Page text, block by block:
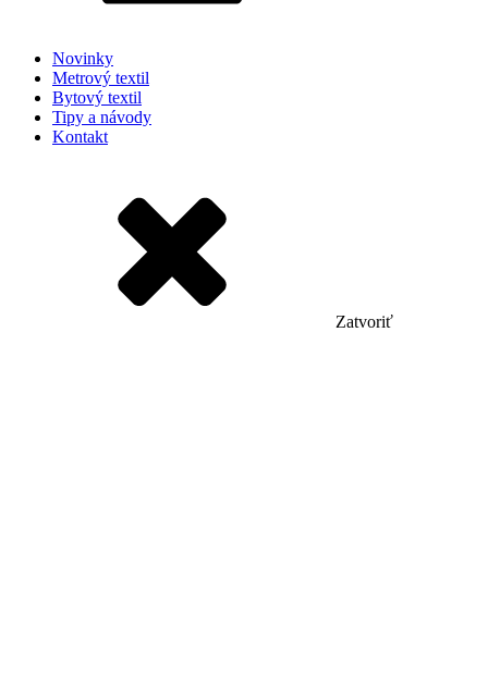
Novinky
Metrový textil
Bytový textil
Tipy a návody
Kontakt
Zatvoriť